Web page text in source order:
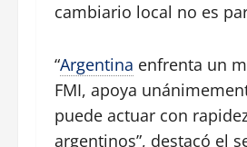
cambiario local no es
“Argentina enfrenta un
FMI, apoya
puede actuar con
argentinos”, destacó el